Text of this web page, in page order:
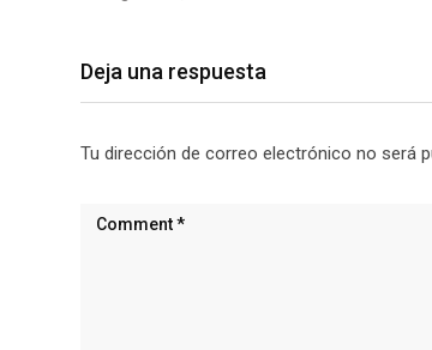
Deja una respuesta
Tu dirección de correo electrónico no será